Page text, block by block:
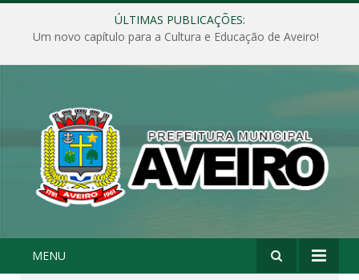
ÚLTIMAS PUBLICAÇÕES:
Um novo capítulo para a Cultura e Educação de Aveiro!
MENU